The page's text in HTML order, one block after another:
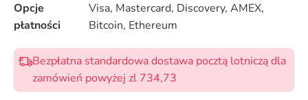
Opcje
płatności
Visa, Mastercard, Discovery, AMEX,
Bitcoin, Ethereum
Bezpłatna standardowa dostawa pocztą lotniczą dla
zamówień powyżej zl 734,73